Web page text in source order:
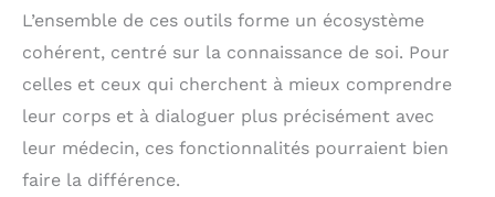
de la journée et le
suivi de la fréquence
des alertes si la
fréquence cardiaque
devient élevée ou
L’ensemble de ces outils forme un écosystème
cohérent, centré sur la connaissance de soi. Pour
celles et ceux qui cherchent à mieux comprendre
leur corps et à dialoguer plus précisément avec
leur médecin, ces fonctionnalités pourraient bien
faire la différence.